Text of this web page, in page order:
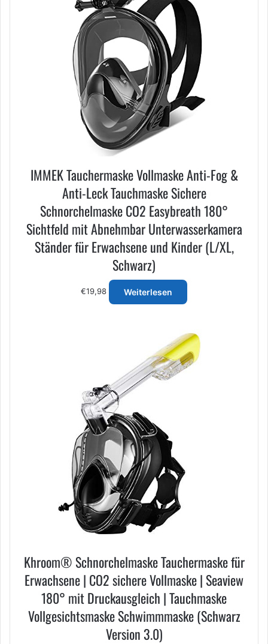
IMMEK Tauchermaske Vollmaske Anti-Fog &
Anti-Leck Tauchmaske Sichere
Schnorchelmaske CO2 Easybreath 180°
Sichtfeld mit Abnehmbar Unterwasserkamera
Ständer für Erwachsene und Kinder (L/XL,
Schwarz)
€19,98 Weiterlesen
Khroom® Schnorchelmaske Tauchermaske für
Erwachsene | CO2 sichere Vollmaske | Seaview
180° mit Druckausgleich | Tauchmaske
Vollgesichtsmaske Schwimmmaske (Schwarz
Version 3.0)